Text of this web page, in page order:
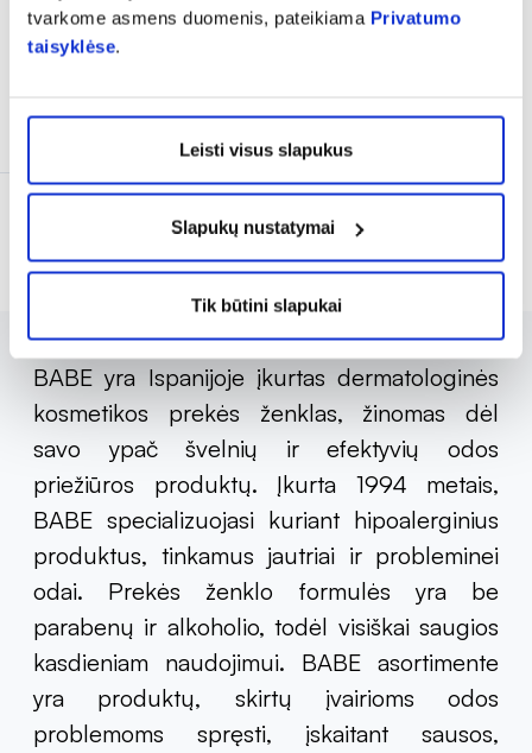
tvarkome asmens duomenis, pateikiama Privatumo
taisyklėse.
Leisti visus slapukus
Slapukų nustatymai
Tik būtini slapukai
21,48 € 30,69 €
% PAPILDOMA NUOLAIDA
Išparduota
Rodoma prekių 9 iš 9
BABE yra Ispanijoje įkurtas dermatologinės
kosmetikos prekės ženklas, žinomas dėl
savo ypač švelnių ir efektyvių odos
priežiūros produktų. Įkurta 1994 metais,
BABE specializuojasi kuriant hipoalerginius
produktus, tinkamus jautriai ir probleminei
odai. Prekės ženklo formulės yra be
parabenų ir alkoholio, todėl visiškai saugios
kasdieniam naudojimui. BABE asortimente
yra produktų, skirtų įvairioms odos
problemoms spręsti, įskaitant sausos,